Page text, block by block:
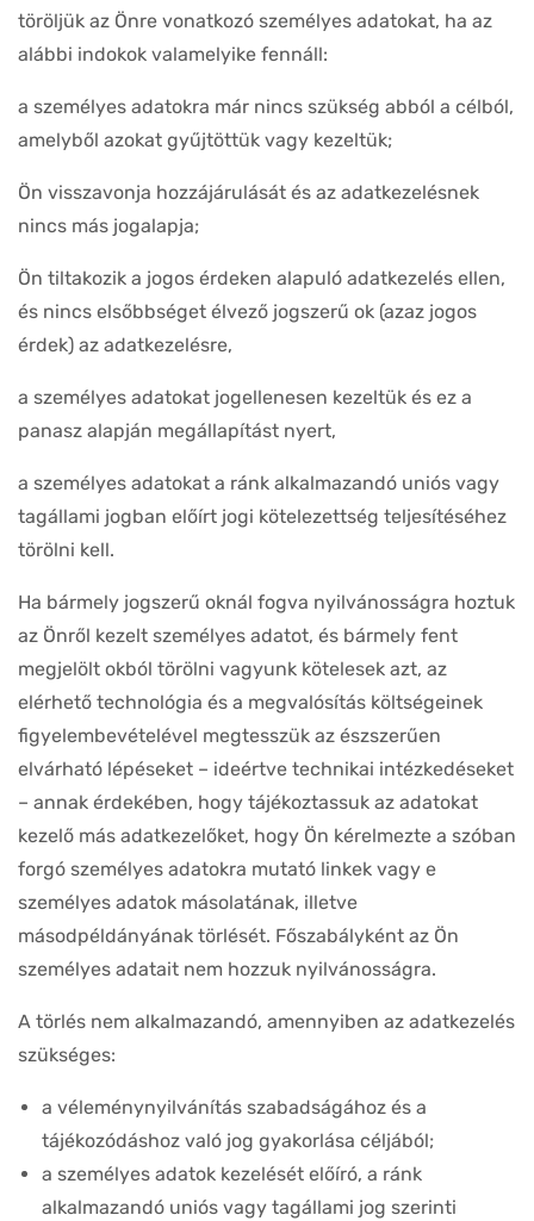
töröljük az Önre vonatkozó személyes adatokat, ha az
alábbi indokok valamelyike fennáll:
a személyes adatokra már nincs szükség abból a célból,
amelyből azokat gyűjtöttük vagy kezeltük;
Ön visszavonja hozzájárulását és az adatkezelésnek
nincs más jogalapja;
Ön tiltakozik a jogos érdeken alapuló adatkezelés ellen,
és nincs elsőbbséget élvező jogszerű ok (azaz jogos
érdek) az adatkezelésre,
a személyes adatokat jogellenesen kezeltük és ez a
panasz alapján megállapítást nyert,
a személyes adatokat a ránk alkalmazandó uniós vagy
tagállami jogban előírt jogi kötelezettség teljesítéséhez
törölni kell.
Ha bármely jogszerű oknál fogva nyilvánosságra hoztuk
az Önről kezelt személyes adatot, és bármely fent
megjelölt okból törölni vagyunk kötelesek azt, az
elérhető technológia és a megvalósítás költségeinek
figyelembevételével megtesszük az észszerűen
elvárható lépéseket – ideértve technikai intézkedéseket
– annak érdekében, hogy tájékoztassuk az adatokat
kezelő más adatkezelőket, hogy Ön kérelmezte a szóban
forgó személyes adatokra mutató linkek vagy e
személyes adatok másolatának, illetve
másodpéldányának törlését. Főszabályként az Ön
személyes adatait nem hozzuk nyilvánosságra.
A törlés nem alkalmazandó, amennyiben az adatkezelés
szükséges:
a véleménynyilvánítás szabadságához és a
tájékozódáshoz való jog gyakorlása céljából;
a személyes adatok kezelését előíró, a ránk
alkalmazandó uniós vagy tagállami jog szerinti